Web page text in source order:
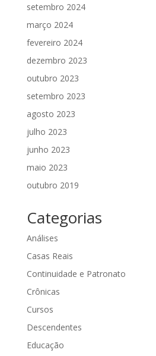
setembro 2024
março 2024
fevereiro 2024
dezembro 2023
outubro 2023
setembro 2023
agosto 2023
julho 2023
junho 2023
maio 2023
outubro 2019
Categorias
Análises
Casas Reais
Continuidade e Patronato
Crônicas
Cursos
Descendentes
Educação